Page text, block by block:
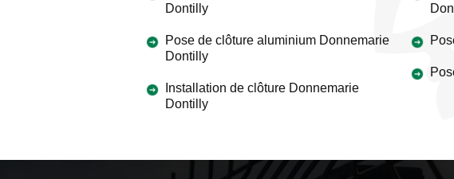
Dontilly
Pose de clôture aluminium Donnemarie
Dontilly
Installation de clôture Donnemarie
Dontilly